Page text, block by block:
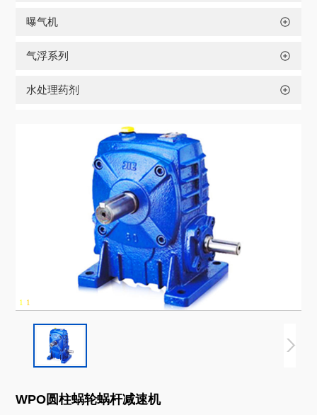
曝气机
气浮系列
水处理药剂
1 1
WPO圆柱蜗轮蜗杆减速机